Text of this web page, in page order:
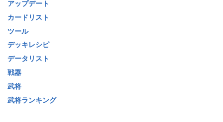
アップデート
カードリスト
ツール
デッキレシピ
データリスト
戦器
武将
武将ランキング